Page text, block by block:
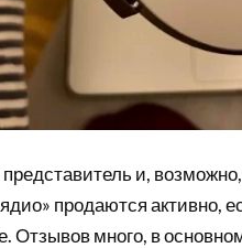
и,
продаются активно,
Отзывов много, в